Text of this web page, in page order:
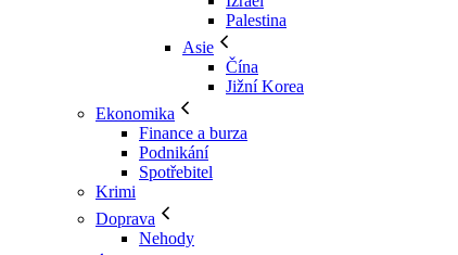
Palestina
Asie
Čína
Jižní Korea
Ekonomika
Finance a burza
Podnikání
Spotřebitel
Krimi
Doprava
Nehody